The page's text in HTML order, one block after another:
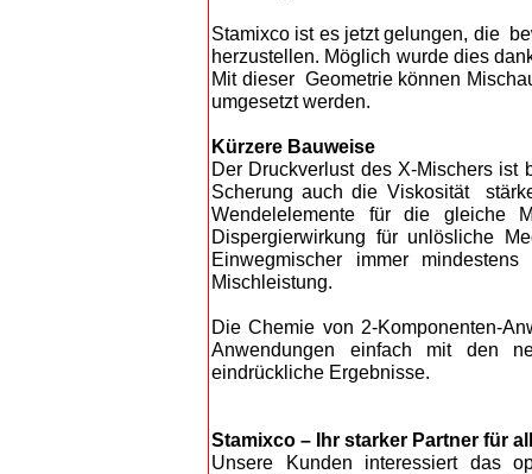
Stamixco ist es jetzt gelungen, die
herzustellen. Möglich wurde dies
Mit dieser Geometrie können
umgesetzt werden.
Kürzere Bauweise
Der Druckverlust des X-Mischers
Scherung auch die Viskosität
Wendelelemente für die gleiche
Dispergierwirkung für unlösliche
Einwegmischer immer
Mischleistung.
Die Chemie von 2-Komponenten-
Anwendungen einfach mit den
eindrückliche Ergebnisse.
Stamixco – Ihr starker Partner für
Unsere Kunden interessiert das